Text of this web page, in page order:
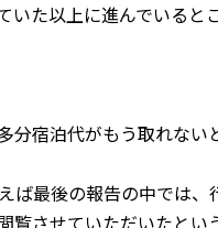
た以上に進んでいると
宿泊代がもう取れない
最後の報告の中では、
覧させていただいたと